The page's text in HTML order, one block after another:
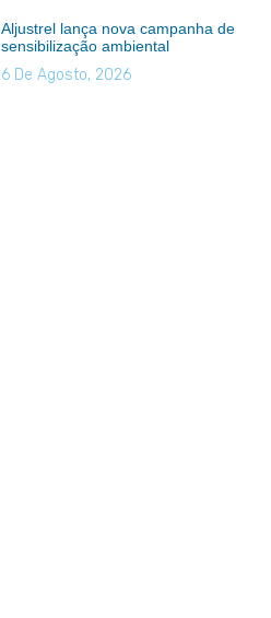
Aljustrel lança nova campanha de
sensibilização ambiental
6 De Agosto, 2026